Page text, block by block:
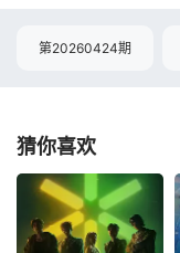
第20260424期
猜你喜欢